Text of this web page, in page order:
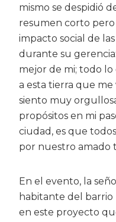
mismo se despidió
resumen corto
impacto social de
durante su
mejor de mi; todo
a esta tierra que
siento muy
propósitos en mi
ciudad, es que
por nuestro amado
En el evento, la
habitante del
en este proyecto